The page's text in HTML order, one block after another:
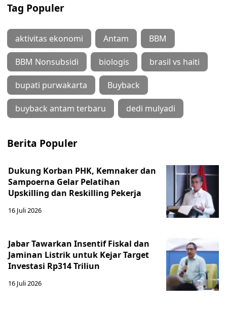
Tag Populer
aktivitas ekonomi Antam BBM
BBM Nonsubsidi biologis brasil vs haiti
bupati purwakarta Buyback
buyback antam terbaru dedi mulyadi
Berita Populer
Dukung Korban PHK, Kemnaker dan
Sampoerna Gelar Pelatihan
Upskilling dan Reskilling Pekerja
16 Juli 2026
Jabar Tawarkan Insentif Fiskal dan
Jaminan Listrik untuk Kejar Target
Investasi Rp314 Triliun
16 Juli 2026